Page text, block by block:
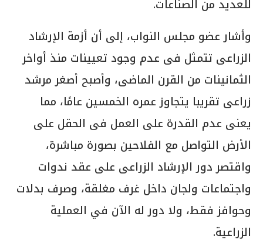
للعديد من الصناعات.
وأشار عضو مجلس النواب، إلى أن أزمة الإرشاد
الزراعى تتمثل فى عدم وجود تعيينات منذ أواخر
الثمانينات من القرن الماضى، وأصبح أصغر مرشد
زراعى تقريبا يتجاوز عمره الخمسين عامًا، مما
يعنى عدم القدرة على العمل فى الحقل على
الأرض التواصل مع الفلاحين بصورة مباشرة،
واقتصر دور الإرشاد الزراعى على عقد ندوات
واجتماعات ولجان داخل غرف مغلقة، وصرف بدلات
وحوافز فقط، ولا دور له الآن في العملية
الزراعية.